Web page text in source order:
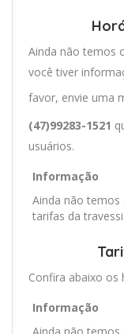
Ainda não temos
você tiver
favor, envie uma
(47)99283-1521
usuários.
Informação
Ainda não
tarifas da
Confira abaixo os
Informação